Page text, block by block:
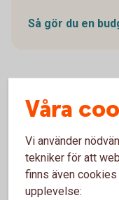
Så gör du en
Försäkra
Ekonomin kan
åren. Med en
och din familj.
Våra
Vi använder
tekniker för att
finns även
upplevelse: